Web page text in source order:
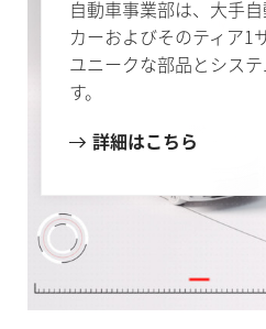
自動車事業部は、大手
カーおよびそのティア1
ユニークな部品とシス
す。
詳細はこちら